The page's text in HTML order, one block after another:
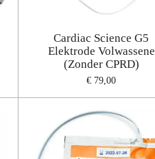
Cardiac Science G5
Elektrode Volwassene
(Zonder CPRD)
€ 79,00